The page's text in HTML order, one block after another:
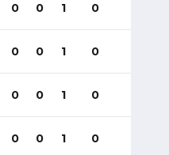
0 0 1 0
0 0 1 0
0 0 1 0
0 0 1 0